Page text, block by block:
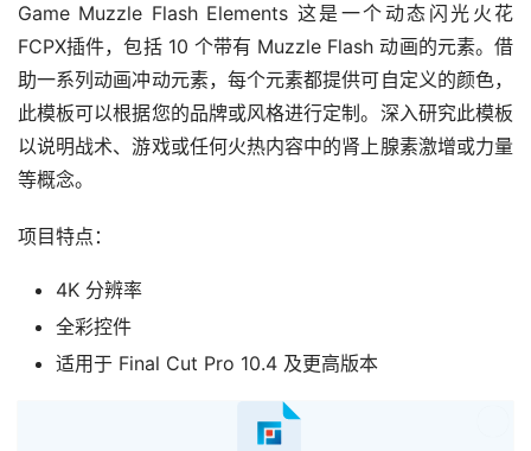
Game Muzzle Flash Elements 这是一个动态闪光火花
FCPX插件，包括 10 个带有 Muzzle Flash 动画的元素。借
助一系列动画冲动元素，每个元素都提供可自定义的颜色，
此模板可以根据您的品牌或风格进行定制。深入研究此模板
以说明战术、游戏或任何火热内容中的肾上腺素激增或力量
等概念。
项目特点：
4K 分辨率
全彩控件
适用于 Final Cut Pro 10.4 及更高版本